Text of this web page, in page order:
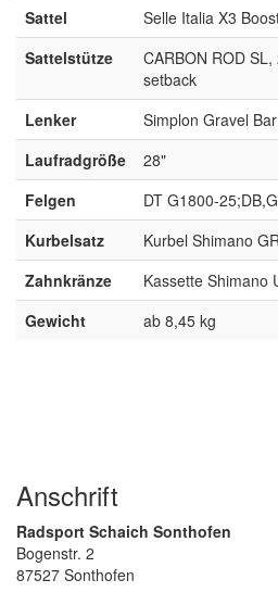
Sattel
Selle Italia X3
Sattelstütze
CARBON ROD
setback
Lenker
Simplon Gravel
Laufradgröße
28"
Felgen
DT G1800-
Kurbelsatz
Kurbel Shimano
Zahnkränze
Kassette Shimano
Gewicht
ab 8,45 kg
Anschrift
Radsport Schaich Sonthofen
Bogenstr. 2
87527 Sonthofen